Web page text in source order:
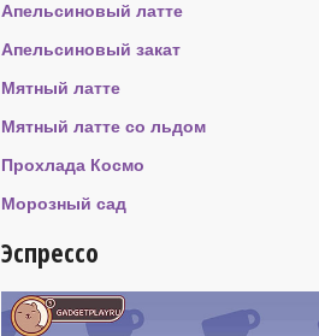
Апельсиновый латте
Апельсиновый закат
Мятный латте
Мятный латте со льдом
Прохлада Космо
Морозный сад
Эспрессо